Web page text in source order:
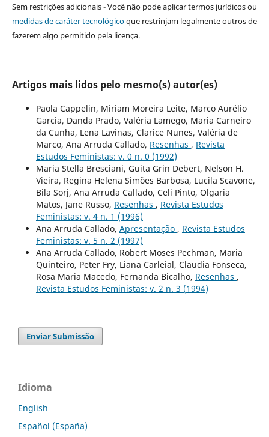
Sem restrições adicionais - Você não pode aplicar termos jurídicos ou
medidas de caráter tecnológicoque restrinjam legalmente outros de
fazerem algo permitido pela licença.
Artigos mais lidos pelo mesmo(s) autor(es)
Paola Cappelin, Miriam Moreira Leite, Marco Aurélio
Garcia, Danda Prado, Valéria Lamego, Maria Carneiro
da Cunha, Lena Lavinas, Clarice Nunes, Valéria de
Marco, Ana Arruda Callado, Resenhas , Revista
Estudos Feministas: v. 0 n. 0 (1992)
Maria Stella Bresciani, Guita Grin Debert, Nelson H.
Vieira, Regina Helena Simões Barbosa, Lucila Scavone,
Bila Sorj, Ana Arruda Callado, Celi Pinto, Olgaria
Matos, Jane Russo, Resenhas , Revista Estudos
Feministas: v. 4 n. 1 (1996)
Ana Arruda Callado, Apresentação , Revista Estudos
Feministas: v. 5 n. 2 (1997)
Ana Arruda Callado, Robert Moses Pechman, Maria
Quinteiro, Peter Fry, Liana Carleial, Claudia Fonseca,
Rosa Maria Macedo, Fernanda Bicalho, Resenhas ,
Revista Estudos Feministas: v. 2 n. 3 (1994)
Enviar Submissão
Idioma
English
Español (España)